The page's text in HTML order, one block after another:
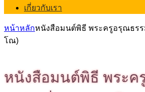
เกี่ยวกับเรา
หน้าหลักหนังสือมนต์พิธี พระครูอรุณธรร
โณ)
หนังสือมนต์พิธี พระค